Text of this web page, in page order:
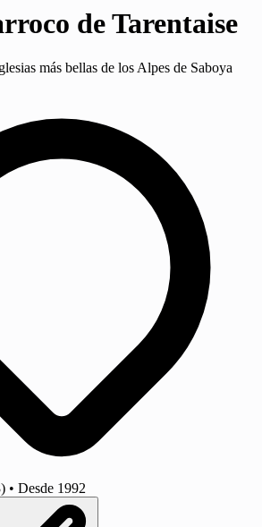
de Tarentaise
más bellas de los Alpes de Saboya
• Desde 1992